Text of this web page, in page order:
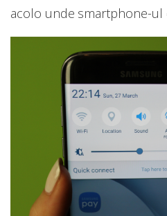
acolo unde smartphone-ul